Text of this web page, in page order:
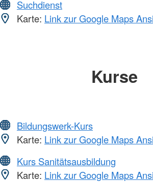
Suchdienst
Karte: Link zur Google Maps
Kurse
Bildungswerk-Kurs
Karte: Link zur Google Maps
Kurs Sanitätsausbildung
Karte: Link zur Google Maps